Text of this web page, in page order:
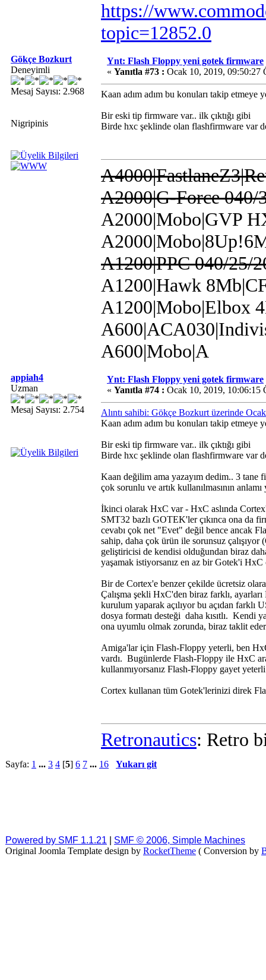
https://
topic=12852.0
Gökçe Bozkurt
Deneyimli
Mesaj Sayısı: 2.968
Nigripinis
Ynt: Flash Floppy yeni gotek firmware
« Yanıtla #73 : Ocak 10, 2019, 09:50:27
Kaan adım adım bu konuları takip etmeye
Bir eski tip firmware var.. ilk çıktığı gibi
Birde hxc şeklinde olan flashfirmware var
A2000|G-Force
A2000|Mobo|GVP
A1200|PPC 040/25/
A1200|Hawk
A1200|Mobo|Elbox
A600|Mobo|A
appiah4
Uzman
Mesaj Sayısı: 2.754
Ynt: Flash Floppy yeni gotek firmware
« Yanıtla #74 : Ocak 10, 2019, 10:06:15
Alıntı sahibi: Gökçe Bozkurt üzerinde
Kaan adım adım bu konuları takip etmeye
Bir eski tip firmware var.. ilk çıktığı gibi
Birde hxc şeklinde olan flashfirmware var
Kaan değilim ama yazayım dedim.. 3
çok sorunlu ve artık kullanılmasının anlamı
İkinci olarak HxC var - HxC aslında
SMT32 bazlı GOTEK'ler çıkınca ona da
cevabı çok net "Evet" değil bence ancak
sahip, daha çok ürün ile sorunsuz
geliştiricisi de kendisi olduğundan biraz
yaşamak istiyorsanız en az bir Gotek'i
Bir de Cortex'e benzer çekilde ücretsiz
Çalışma şekli HxC'den biraz farklı,
kurulum yaparak açılıyor bu açıdan farklı
dosya formatı desteği daha kısıtlı. Kendi
ona uyumlu olmak zorunda, biraz taklit
Amiga'lar için Flash-Floppy yeterli, ben
vardı. Bugünlerde Flash-Floppy ile HxC
kullanmıyorsanız Flash-Floppy gayet
Cortex kullanan tüm Gotek'lerinizi direk
Retronautics: Retro
Sayfa: 1 ... 3 4 [5] 6 7 ... 16 Yukarı git
Powered by SMF 1.1.21
SMF © 2006, Simple Machines
Original Joomla Template design by RocketTheme ( Conversion by